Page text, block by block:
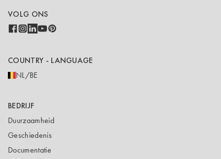
VOLG ONS
COUNTRY - LANGUAGE
NL/BE
BEDRIJF
Duurzaamheid
Geschiedenis
Documentatie